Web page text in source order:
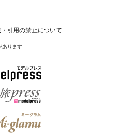
引用の禁止について
あります